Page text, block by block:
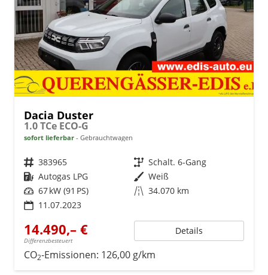
Dacia Duster
1.0 TCe ECO-G
sofort lieferbar Gebrauchtwagen
Fahrzeugnr. 383965 Getriebe Schalt. 6-Gang
Kraftstoff Autogas LPG Außenfarbe Weiß
Leistung 67 kW (91 PS) Kilometerstand 34.070 km
11.07.2023
14.490,– €
Differenzbesteuert
Details
CO2-Emissionen: 126,00 g/km